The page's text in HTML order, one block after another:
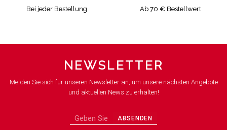
Bei jeder Bestellung Ab 70 € Bestellwert
NEWSLETTER
Melden Sie sich für unseren Newsletter an, um unsere nächsten Angebote
und aktuellen News zu erhalten!
ABSENDEN